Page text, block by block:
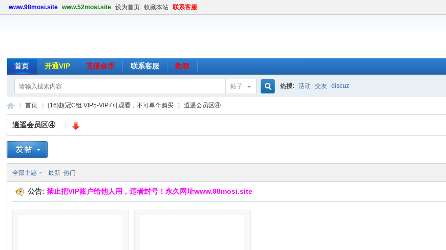
www.98mosi.site www.52mosi.site 设为首页 收藏本站 联系客服
首页 开通VIP 充值金币 联系客服 教程
帖子 热搜: 活动 交友 discuz
»
首页
›
{16}超冠C组 VIP5-VIP7可观看，不可单个购买 逍遥会员区④
逍遥会员区④
全部主题 最新 热门
公告:禁止把VIP账户给他人用，违者封号！永久网址www.98mosi.site